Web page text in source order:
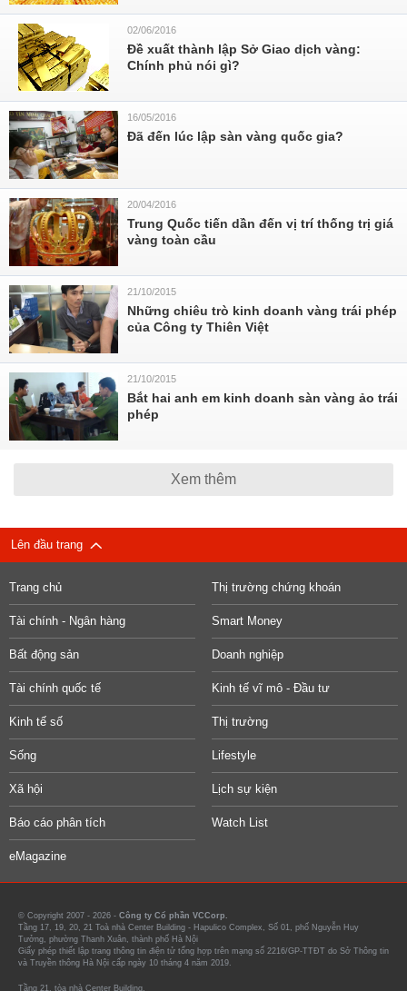
02/06/2016
Đề xuất thành lập Sở Giao dịch vàng:
Chính phủ nói gì?
16/05/2016
Đã đến lúc lập sàn vàng quốc gia?
20/04/2016
Trung Quốc tiến dần đến vị trí thống trị giá
vàng toàn cầu
21/10/2015
Những chiêu trò kinh doanh vàng trái phép
của Công ty Thiên Việt
21/10/2015
Bắt hai anh em kinh doanh sàn vàng ảo trái
phép
Xem thêm
Lên đầu trang
Trang chủ Thị trường chứng khoán
Tài chính - Ngân hàng Smart Money
Bất động sản Doanh nghiệp
Tài chính quốc tế Kinh tế vĩ mô - Đầu tư
Kinh tế số Thị trường
Sống Lifestyle
Xã hội Lịch sự kiện
Báo cáo phân tích Watch List
eMagazine
© Copyright 2007 - 2026 - Công ty Cổ phần VCCorp.
Tầng 17, 19, 20, 21 Toà nhà Center Building - Hapulico Complex, Số 01, phố Nguyễn Huy
Tưởng, phường Thanh Xuân, thành phố Hà Nội
Giấy phép thiết lập trang thông tin điện tử tổng hợp trên mạng số 2216/GP-TTĐT do Sở Thông tin
và Truyền thông Hà Nội cấp ngày 10 tháng 4 năm 2019.
Tầng 21, tòa nhà Center Building.